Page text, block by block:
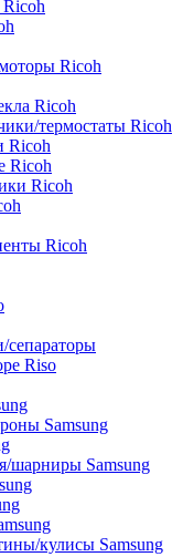
Ricoh
Ricoh
термостаты Ricoh
Ricoh
Ricoh
Ricoh
Ricoh
Riso
Samsung
шарниры Samsung
кулисы Samsung